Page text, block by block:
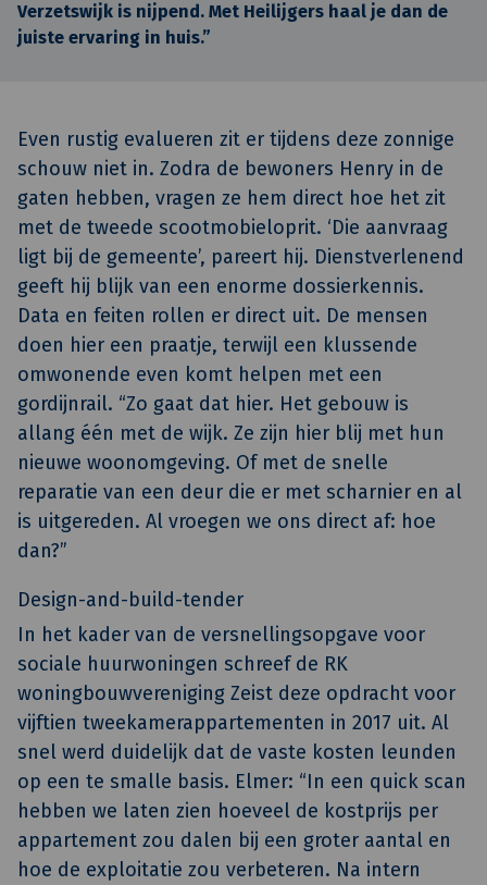
Verzetswijk is nijpend. Met Heilijgers haal je dan de
juiste ervaring in huis.”
Even rustig evalueren zit er tijdens deze zonnige
schouw niet in. Zodra de bewoners Henry in de
gaten hebben, vragen ze hem direct hoe het zit
met de tweede scootmobieloprit. ‘Die aanvraag
ligt bij de gemeente’, pareert hij. Dienstverlenend
geeft hij blijk van een enorme dossierkennis.
Data en feiten rollen er direct uit. De mensen
doen hier een praatje, terwijl een klussende
omwonende even komt helpen met een
gordijnrail. “Zo gaat dat hier. Het gebouw is
allang één met de wijk. Ze zijn hier blij met hun
nieuwe woonomgeving. Of met de snelle
reparatie van een deur die er met scharnier en al
is uitgereden. Al vroegen we ons direct af: hoe
dan?”
Design-and-build-tender
In het kader van de versnellingsopgave voor
sociale huurwoningen schreef de RK
woningbouwvereniging Zeist deze opdracht voor
vijftien tweekamerappartementen in 2017 uit. Al
snel werd duidelijk dat de vaste kosten leunden
op een te smalle basis. Elmer: “In een quick scan
hebben we laten zien hoeveel de kostprijs per
appartement zou dalen bij een groter aantal en
hoe de exploitatie zou verbeteren. Na intern